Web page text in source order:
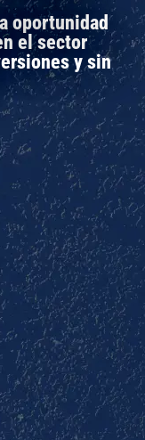
oportunidad
el sector
y sin